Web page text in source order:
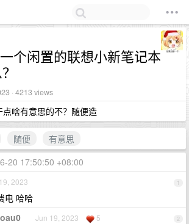
个闲置的联想小新笔记本
· 4213 views
啥有意思的不？随便造
随便
有意思
20 17:50:50 +08:00
1
2023
电 哈哈
2
Jun 19, 2023 5